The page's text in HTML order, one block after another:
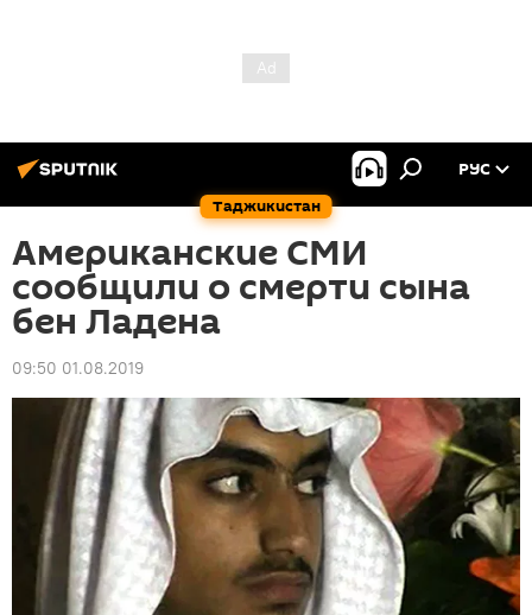
Таджикистан
РУС
Американские СМИ
сообщили о смерти сына
бен Ладена
09:50 01.08.2019